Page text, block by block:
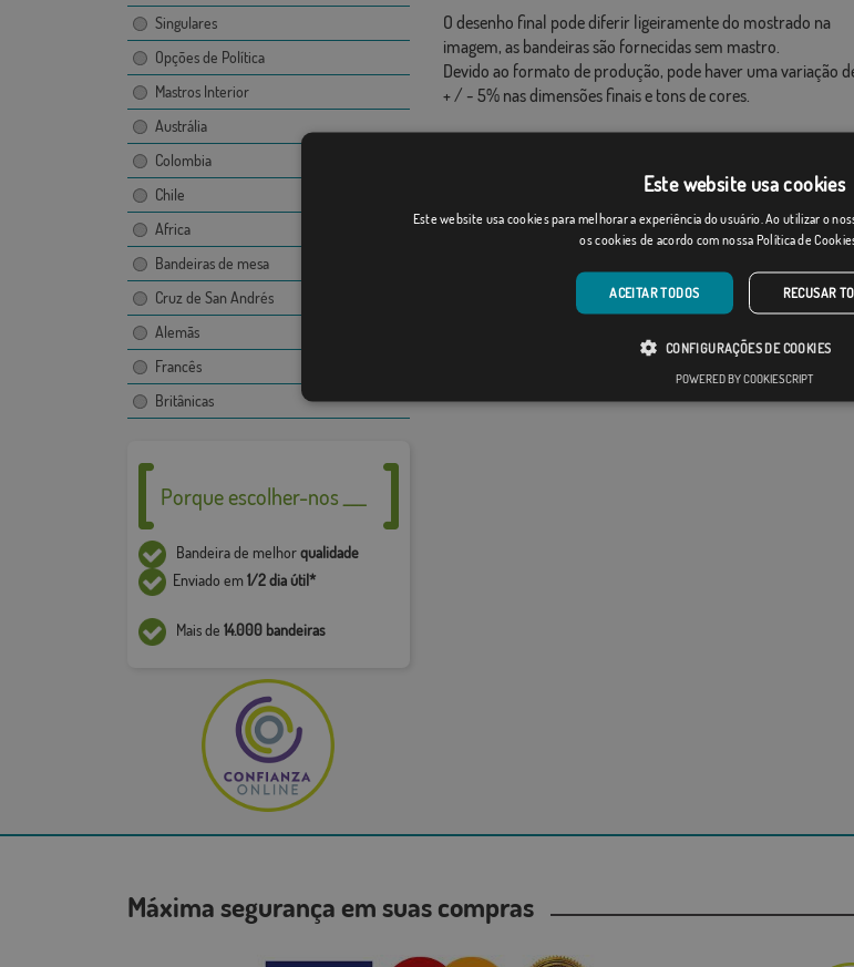
Singulares
Opções de Política
Mastros Interior
Austrália
Colombia
Chile
Africa
Bandeiras de mesa
Cruz de San Andrés
Alemãs
Francês
Britânicas
Porque escolher-nos ___
Bandeira de melhorqualidade
Enviado em1/2 dia útil*
Mais de 14.000 bandeiras
O desenho final pode diferir ligeiramente do mostrado na
imagem, as bandeiras são fornecidas sem mastro.
Devido ao formato de produção, pode haver uma variação
+ / - 5% nas dimensões finais e tons de cores.
Máxima segurança em suas compras
Este website usa cookies
Este website usa cookies para melhorar a experiência do usuário. Ao utilizar o
os cookies de acordo com nossa Política de
ACEITAR TODOS RECUSAR
CONFIGURAÇÕES DE COOKIES
POWERED BY COOKIESCRIPT